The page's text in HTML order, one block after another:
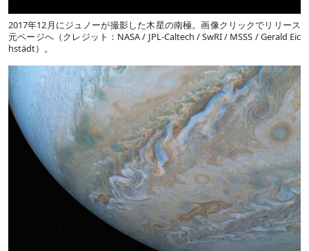
2017年12月にジュノーが撮影した木星の南極。画像クリックでリリース
元ページへ（クレジット：NASA / JPL-Caltech / SwRI / MSSS / Gerald Eic
hstädt）。